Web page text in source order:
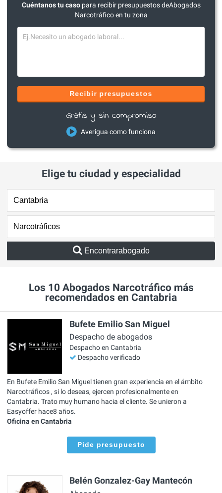
Cuéntanos tu casopara recibir presupuestos deAbogados
Narcotráfico en tu zona
Recibir presupuestos
Gratis y sin compromiso
Averigua como funciona
Elige tu ciudad y especialidad
Encontrarabogado
Los 10 Abogados Narcotráfico más
recomendados en Cantabria
Bufete Emilio San Miguel
Despacho de abogados
Despacho en Cantabria
Despacho verificado
En Bufete Emilio San Miguel tienen gran experiencia en el ámbito
Narcotráficos , si lo deseas, ejercen profesionalmente en
Cantabria. Trato muy humano hacia el cliente. Se unieron a
Easyoffer hace8 años.
Oficina en Cantabria
Pide presupuesto
Belén Gonzalez-Gay Mantecón